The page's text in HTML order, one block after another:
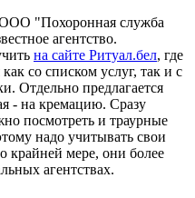
"Похоронная служба
агентство.
на сайте Ритуал.бел, где
со списком услуг, так и с
Отдельно предлагается
- на кремацию. Сразу
посмотреть и траурные
надо учитывать свои
крайней мере, они более
агентствах.